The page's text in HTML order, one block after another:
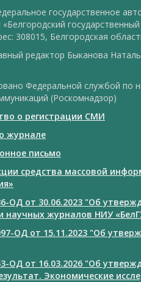
государственное
308015, Белгородская
редактор Быканова
Федеральной службой по
(Роскомнадзор)
о регистрации СМИ
журнале
письмо
средства массовой
ОД от 30.06.2023 "Об
научных журналов НИУ
ОД от 15.11.2023 "Об
ОД от 16.03.2026 "Об
Экономические